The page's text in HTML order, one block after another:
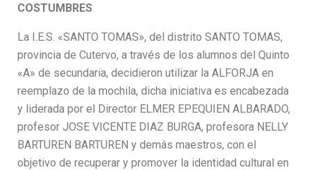
COSTUMBRES
La I.E.S. «SANTO TOMAS», del distrito SANTO TOMAS,
provincia de Cutervo, a través de los alumnos del Quinto
«A» de secundaria, decidieron utilizar la ALFORJA en
reemplazo de la mochila, dicha iniciativa es encabezada
y liderada por el Director ELMER EPEQUIEN ALBARADO,
profesor JOSE VICENTE DIAZ BURGA, profesora NELLY
BARTUREN BARTUREN y demás maestros, con el
objetivo de recuperar y promover la identidad cultural en